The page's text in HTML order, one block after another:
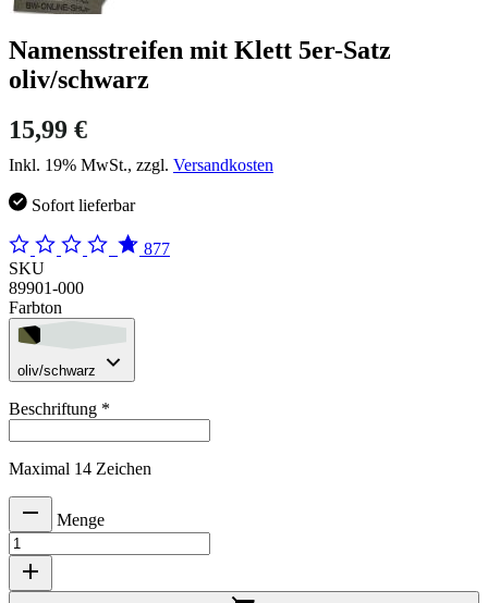
Namensstreifen mit Klett 5er-Satz
oliv/schwarz
15,99 €
Inkl. 19% MwSt., zzgl. Versandkosten
Sofort lieferbar
877
SKU
89901-000
Farbton
oliv/schwarz
Beschriftung *
Maximal 14 Zeichen
Menge